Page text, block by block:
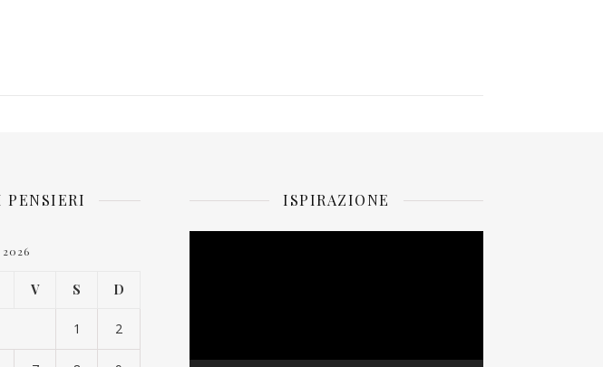
PENSIERI
V S D
1 2
ISPIRAZIONE